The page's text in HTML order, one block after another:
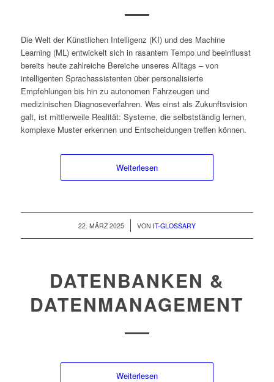
Die Welt der Künstlichen Intelligenz (KI) und des Machine
Learning (ML) entwickelt sich in rasantem Tempo und beeinflusst
bereits heute zahlreiche Bereiche unseres Alltags – von
intelligenten Sprachassistenten über personalisierte
Empfehlungen bis hin zu autonomen Fahrzeugen und
medizinischen Diagnoseverfahren. Was einst als Zukunftsvision
galt, ist mittlerweile Realität: Systeme, die selbstständig lernen,
komplexe Muster erkennen und Entscheidungen treffen können.
Weiterlesen
22. MÄRZ 2025
/ VON IT-GLOSSARY
DATENBANKEN &
DATENMANAGEMENT
Weiterlesen